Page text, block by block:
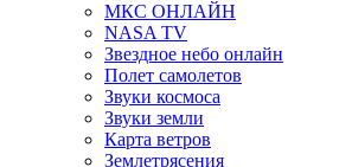
МКС ОНЛАЙН
NASA TV
Звездное небо онлайн
Полет самолетов
Звуки космоса
Звуки земли
Карта ветров
Землетрясения